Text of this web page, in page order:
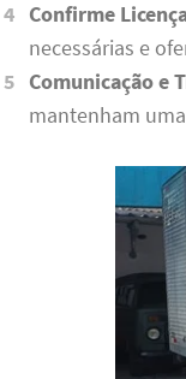
Confirme
necessárias e
Comunicação e
mantenham